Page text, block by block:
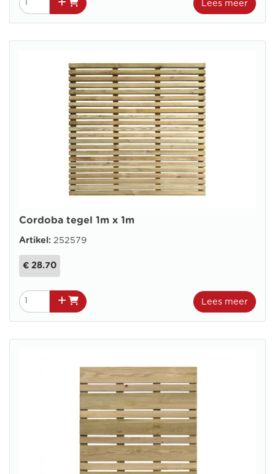
Lees meer
Cordoba tegel 1m x 1m
Artikel: 252579
€ 28.70
Lees meer